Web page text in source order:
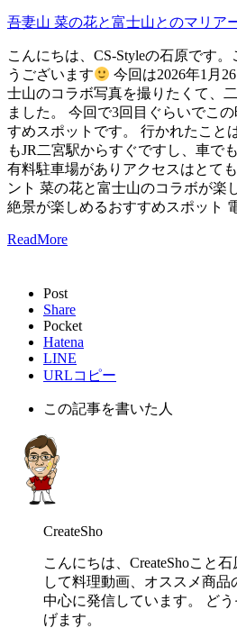
吾妻山 菜の花と富士山とのマリア
こんにちは、CS-Styleの石原です
うございます
今回は2026年1月
士山のコラボ写真を撮りたくて、
ました。 今回で3回目ぐらいでこ
すめスポットです。 行かれたこと
もJR二宮駅からすぐですし、車で
有料駐車場がありアクセスはとて
ント 菜の花と富士山のコラボが楽
絶景が楽しめるおすすめスポット
ReadMore
Post
Share
Pocket
Hatena
LINE
URLコピー
この記事を書いた人
CreateSho
こんにちは、CreateShoこと
して料理動画、オススメ商
中心に発信しています。 ど
げます。